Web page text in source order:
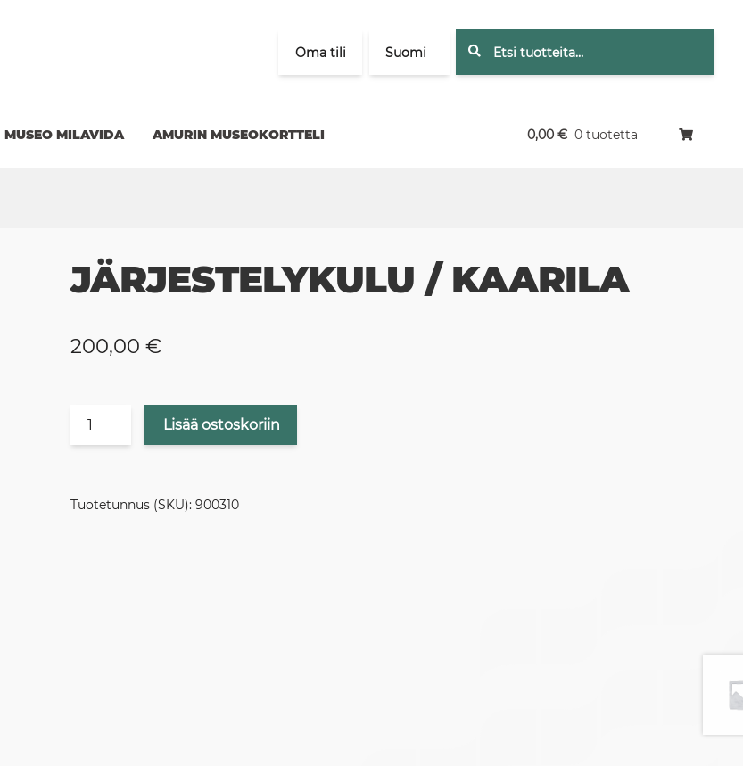
Oma tili Suomi
MUSEO MILAVIDA AMURIN MUSEOKORTTELI 0,00 € 0 tuotetta
JÄRJESTELYKULU / KAARILA
200,00 €
JÄRJESTELYKULU
Lisää ostoskoriin
Tuotetunnus (SKU): 900310